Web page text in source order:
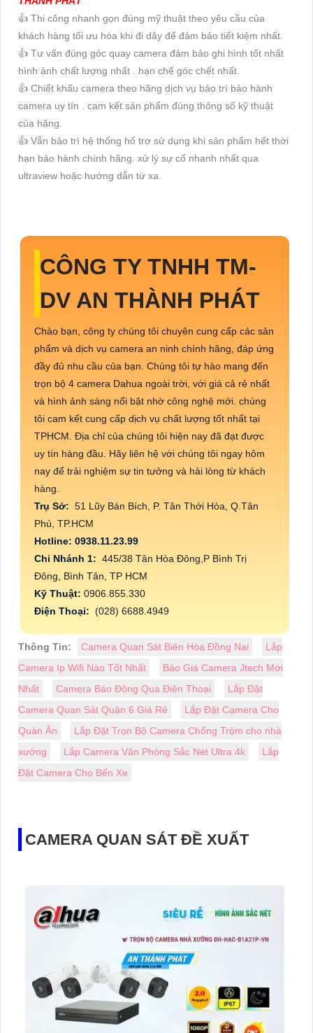
👍 Thi công nhanh gọn đúng mỹ thuật theo yêu cầu của
khách hàng tối ưu hóa khi đi dây để đảm bảo tiết kiệm nhất.
👍 Tư vấn đúng góc quay camera đảm bảo ghi hình tốt nhất
hình ảnh chất lượng nhất . hạn chế góc chết nhất.
👍 Chiết khấu camera theo hãng dịch vụ bảo trì bảo hành
camera uy tín . cam kết sản phẩm đúng thông số kỹ thuật
của hãng.
👍 Vẫn bảo trì hệ thống hổ trợ sử dụng khi sản phẩm hết thời
hạn bảo hành chính hãng. xử lý sự cố nhanh nhất qua
ultraview hoặc hướng dẫn từ xa.
CÔNG TY TNHH TM-
DV AN THÀNH PHÁT
Chào bạn, công ty chúng tôi chuyên cung cấp các sản
phẩm và dịch vụ camera an ninh chính hãng, đáp ứng
đầy đủ nhu cầu của bạn. Chúng tôi tự hào mang đến
trọn bộ 4 camera Dahua ngoài trời, với giá cả rẻ nhất
và hình ảnh sáng nổi bật nhờ công nghệ mới. chúng
tôi cam kết cung cấp dịch vụ chất lượng tốt nhất tại
TPHCM. Địa chỉ của chúng tôi hiện nay đã đạt được
uy tín hàng đầu. Hãy liên hệ với chúng tôi ngay hôm
nay để trải nghiệm sự tin tưởng và hài lòng từ khách
hàng.
Trụ Sở: 51 Lũy Bán Bích, P. Tân Thới Hòa, Q.Tân
Phú, TP.HCM
Hotline: 0938.11.23.99
Chi Nhánh 1: 445/38 Tân Hòa Đông,P Bình Trị
Đông, Bình Tân, TP HCM
Kỹ Thuật: 0906.855.330
Điện Thoại: (028) 6688.4949
Thông Tin: Camera Quan Sát Biên Hòa Đồng Nai
Lắp
Camera Ip Wifi Nào Tốt Nhất
Báo Giá Camera Jtech Mới
Nhất
Camera Báo Động Qua Điện Thoại
Lắp Đặt
Camera Quan Sát Quận 6 Giá Rẻ
Lắp Đặt Camera Cho
Quán Ăn
Lắp Đặt Trọn Bộ Camera Chống Trộm cho nhà
xưởng
Lắp Camera Văn Phòng Sắc Nét Ultra 4k
Lắp
Đặt Camera Cho Bến Xe
CAMERA QUAN SÁT ĐỀ XUẤT